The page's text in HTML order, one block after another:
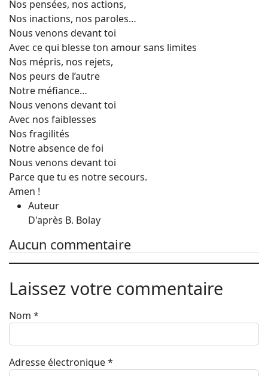
Nos pensées, nos actions,
Nos inactions, nos paroles…
Nous venons devant toi
Avec ce qui blesse ton amour sans limites
Nos mépris, nos rejets,
Nos peurs de l’autre
Notre méfiance…
Nous venons devant toi
Avec nos faiblesses
Nos fragilités
Notre absence de foi
Nous venons devant toi
Parce que tu es notre secours.
Amen !
Auteur
D'après B. Bolay
Aucun commentaire
Laissez votre commentaire
Nom *
Adresse électronique*